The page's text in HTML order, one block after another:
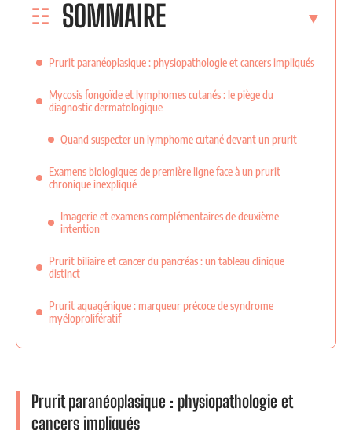
SOMMAIRE
Prurit paranéoplasique : physiopathologie et cancers impliqués
Mycosis fongoïde et lymphomes cutanés : le piège du
diagnostic dermatologique
Quand suspecter un lymphome cutané devant un prurit
Examens biologiques de première ligne face à un prurit
chronique inexpliqué
Imagerie et examens complémentaires de deuxième
intention
Prurit biliaire et cancer du pancréas : un tableau clinique
distinct
Prurit aquagénique : marqueur précoce de syndrome
myéloprolifératif
Prurit paranéoplasique : physiopathologie et
cancers impliqués